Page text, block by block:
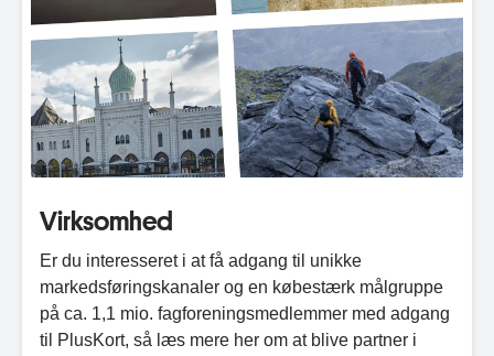
Virksomhed
Er du interesseret i at få adgang til unikke
markedsføringskanaler og en købestærk målgruppe
på ca. 1,1 mio. fagforeningsmedlemmer med adgang
til PlusKort, så læs mere her om at blive partner i